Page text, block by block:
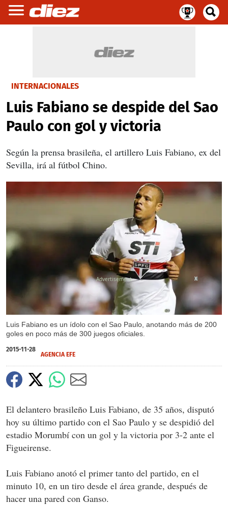
INTERNACIONALES
Luis Fabiano se despide del Sao
Paulo con gol y victoria
Según la prensa brasileña, el artillero Luis Fabiano, ex del
Sevilla, irá al fútbol Chino.
Luis Fabiano es un ídolo con el Sao Paulo, anotando más de 200
goles en poco más de 300 juegos oficiales.
X
2015-11-28
AGENCIA EFE
El delantero brasileño Luis Fabiano, de 35 años, disputó
hoy su último partido con el Sao Paulo y se despidió del
estadio Morumbí con un gol y la victoria por 3-2 ante el
Figueirense.
Luis Fabiano anotó el primer tanto del partido, en el
minuto 10, en un tiro desde el área grande, después de
hacer una pared con Ganso.